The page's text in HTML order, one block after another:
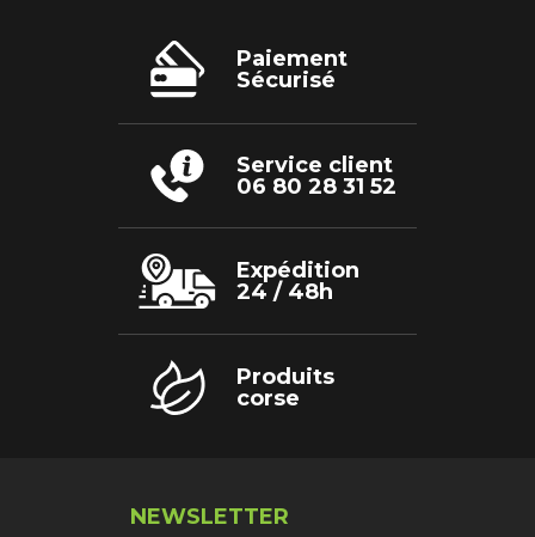
Paiement
Sécurisé
Service client
06 80 28 31 52
Expédition
24 / 48h
Produits
corse
NEWSLETTER